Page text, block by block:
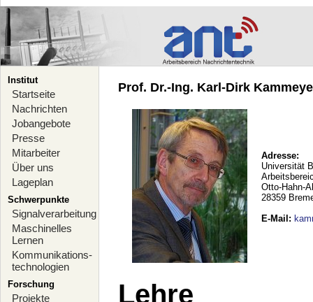
Institut
Startseite
Nachrichten
Jobangebote
Presse
Mitarbeiter
Über uns
Lageplan
Schwerpunkte
Signalverarbeitung
Maschinelles
Lernen
Kommunikations-
technologien
Forschung
Projekte
Prof. Dr.-Ing. Karl-Dirk
Adresse:
Universität
Otto-Hahn-
28359
E-Mail :
Lehre